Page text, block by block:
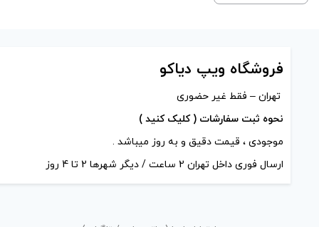
فروشگاه ویپ دیاکو
تهران – فقط غیر حضوری
نحوه ثبت سفارشات ( کلیک کنید )
موجودی ، قیمت دقیق و به روز میباشد .
ارسال فوری داخل تهران 2 ساعت / دیگر شهرها 2 تا 4 روز